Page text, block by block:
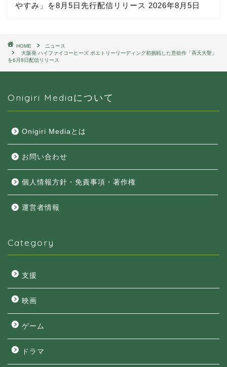
やすみ」を8月5日先行配信リリース 2026年8月5日
HOME
ニュース
大阪発 ハイファイコーヒーズ ポエトリーリーディング初挑戦した意欲作「斉天大聖」
を6月8日配信リリース
Onigiri Mediaについて
Onigiri Mediaとは
お問い合わせ
個人情報方針・免責事項・著作権
運営者情報
Category
支援
映画
ゲーム
ドラマ